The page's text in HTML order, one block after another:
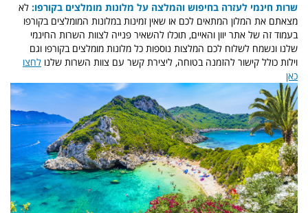
שרות חינמי לעזרה בחיפוש והמלצה על מלונות מומלצים בקורפו: לא
מצאתם את המלון המתאים לכם או שאין זמינות במלונות המומלצים בקורפו
בעמוד זה של אתר יוון והאיים, תוכלו להשאיר פנייה לצוות השרות החינמי
שלנו ונשמח לשלוח לכם המלצות נוספות כל מלונות מומלצים בקורפו וגם
וילות כולל קישור להזמנה בטוחה, ליצירת קשר עם צוות השרות שלנו לחצו
כאן